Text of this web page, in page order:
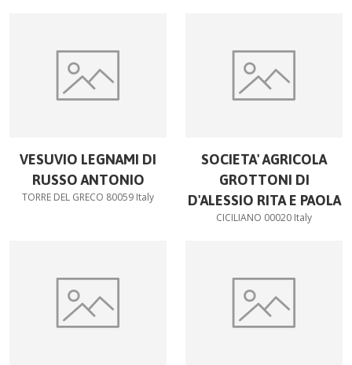
VESUVIO LEGNAMI DI
RUSSO ANTONIO
TORRE DEL GRECO 80059 Italy
SOCIETA' AGRICOLA
GROTTONI DI
D'ALESSIO RITA E PAOLA
CICILIANO 00020 Italy